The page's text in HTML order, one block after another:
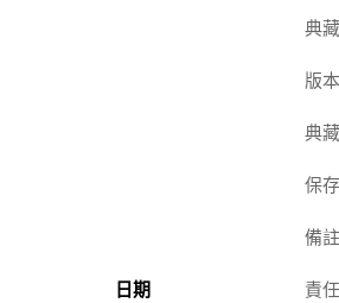
典
版
典
保
備
日期 責